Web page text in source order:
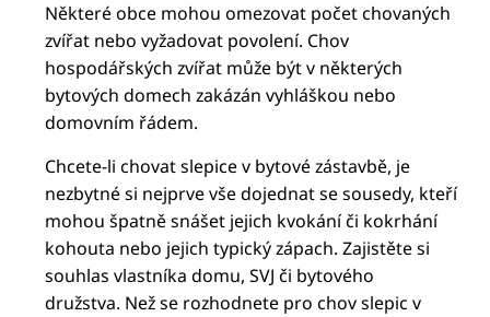
Některé obce mohou omezovat počet chovaných
zvířat nebo vyžadovat povolení. Chov
hospodářských zvířat může být v některých
bytových domech zakázán vyhláškou nebo
domovním řádem.
Chcete-li chovat slepice v bytové zástavbě, je
nezbytné si nejprve vše dojednat se sousedy, kteří
mohou špatně snášet jejich kvokání či kokrhání
kohouta nebo jejich typický zápach. Zajistěte si
souhlas vlastníka domu, SVJ či bytového
družstva. Než se rozhodnete pro chov slepic v